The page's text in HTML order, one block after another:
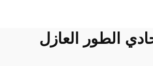
الطور العازل